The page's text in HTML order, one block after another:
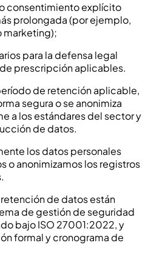
consentimiento explícito
prolongada (por ejemplo,
marketing);
para la defensa legal
prescripción aplicables.
de retención aplicable,
segura o se anonimiza
a los estándares del sector y
de datos.
los datos personales
o anonimizamos los registros
de datos están
de gestión de seguridad
bajo ISO 27001:2022, y
formal y cronograma de